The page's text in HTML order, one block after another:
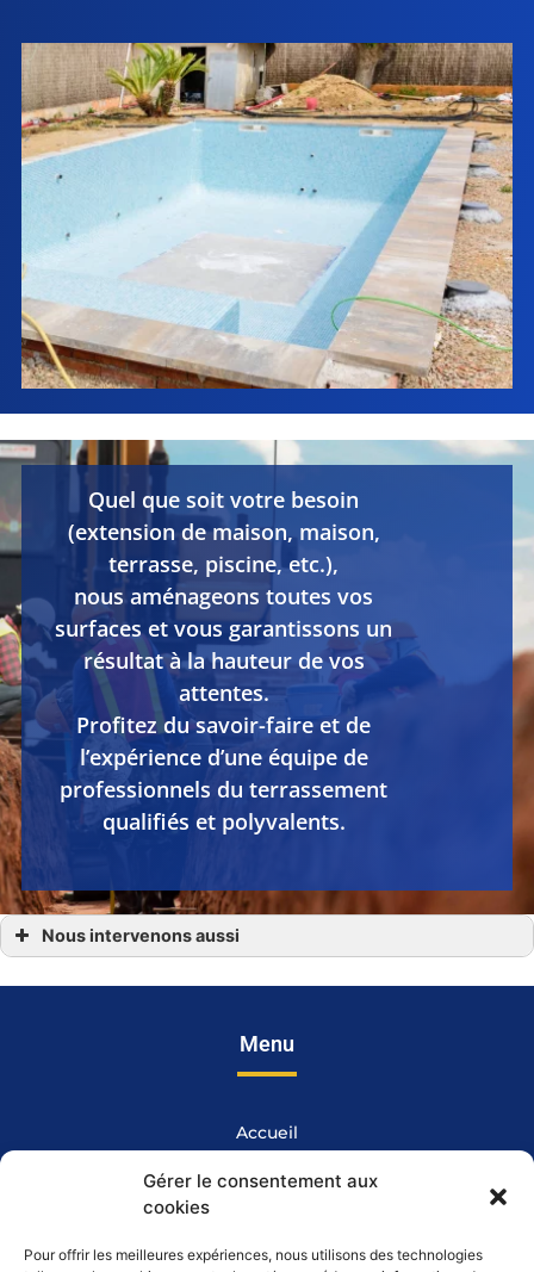
Gérer le consentement aux
cookies
Pour offrir les meilleures expériences, nous utilisons des technologies
Quel que soit votre besoin
(extension de maison, maison,
terrasse, piscine, etc.),
nous aménageons toutes vos
surfaces et vous garantissons un
résultat à la hauteur de vos
attentes.
Profitez du savoir-faire et de
l’expérience d’une équipe de
professionnels du terrassement
qualifiés et polyvalents.
Nous intervenons aussi
Terrassement à Chateau Gontier
Terrassement à Laval en Mayenne 53
Menu
Accueil
AZTP
Terrassement
Assainissement